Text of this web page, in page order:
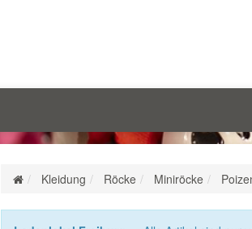
Kleidung Röcke Miniröcke